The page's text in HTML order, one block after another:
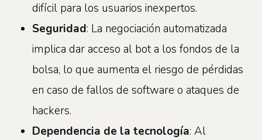
difícil para los usuarios inexpertos.
Seguridad: La negociación automatizada
implica dar acceso al bot a los fondos de la
bolsa, lo que aumenta el riesgo de pérdidas
en caso de fallos de software o ataques de
hackers.
Dependencia de la tecnología: Al